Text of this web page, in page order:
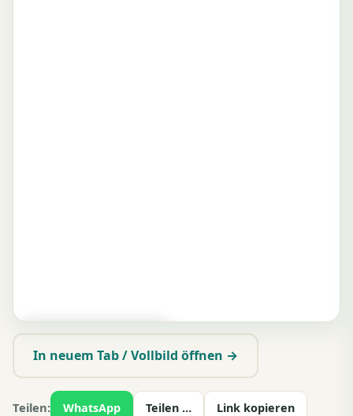
▶ Zum Spielen tippen
In neuem Tab / Vollbild öffnen →
Teilen: WhatsApp Teilen … Link kopieren